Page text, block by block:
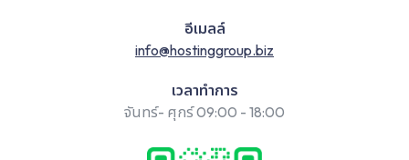
อีเมลล์
info@hostinggroup.biz
เวลาทำการ
จันทร์- ศุกร์ 09:00 - 18:00